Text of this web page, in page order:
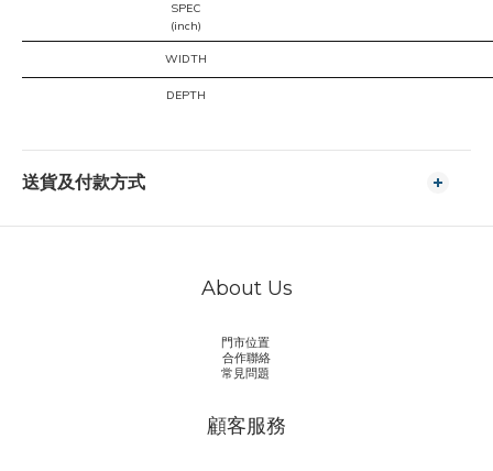
SPEC
(inch)
WIDTH
DEPTH
送貨及付款方式
About Us
門市位置
合作聯絡
常見問題
顧客服務